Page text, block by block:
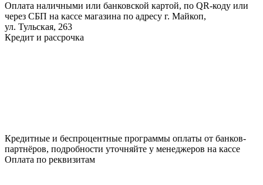
Оплата наличными или банковской картой, по QR-коду или
через СБП на кассе магазина по адресу г. Майкоп,
ул. Тульская, 263
Кредит и рассрочка
Кредитные и беспроцентные программы оплаты от банков-
партнёров, подробности уточняйте у менеджеров на кассе
Оплата по реквизитам